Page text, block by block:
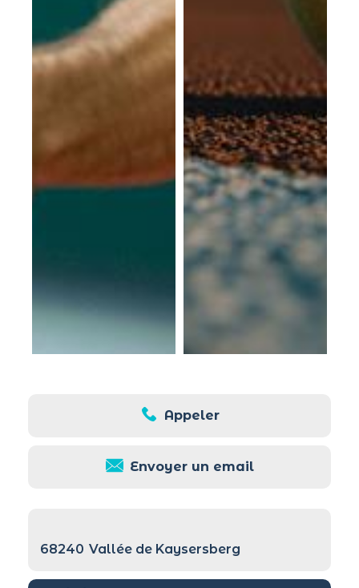
Appeler
Envoyer un email
68240 Vallée de Kaysersberg